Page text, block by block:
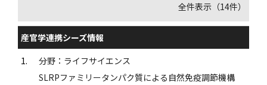
全件表示（14件）
産官学連携シーズ情報
1.
分野：ライフサイエンス
SLRPファミリータンパク質による自然免疫調節機構